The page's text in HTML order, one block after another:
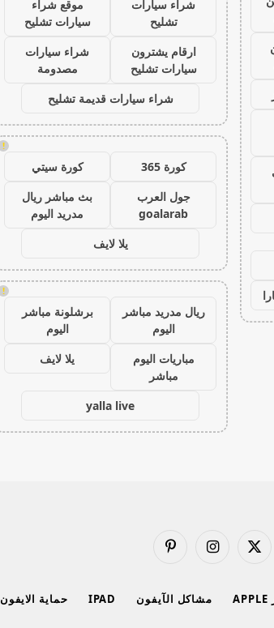
شراء سيارات
تشليح
موقع شراء
سيارات تشليح
ارقام يشترون
سيارات تشليح
شراء سيارات
مصدومة
شراء سيارات قديمة تشليح
!
كورة 365
كورة سيتي
جول العرب
goalarab
بث مباشر ريال
مدريد اليوم
يلا لايف
!
ريال مدريد مباشر
اليوم
برشلونة مباشر
اليوم
مباريات اليوم
مباشر
يلا لايف
yalla live
X
الانستغرامبينتيريست
مشاكل الآيفون IPAD حماية الايفون